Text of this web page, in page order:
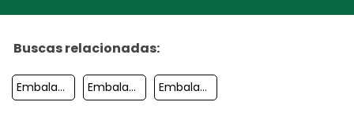
Buscas relacionadas:
Embalagem Para Pecas Embalagem De Cerveja Embalagem Plastico Bolha